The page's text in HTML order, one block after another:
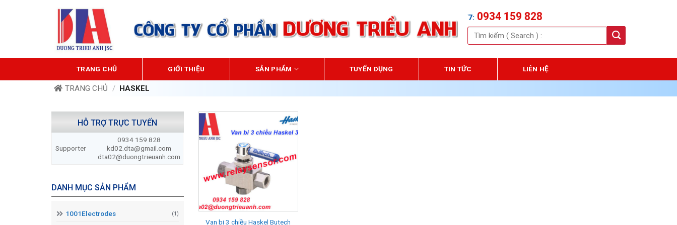
HOTLINE 24/7: 0934 159 828
Tìm
kiếm:
TRANG CHỦ GIỚI THIỆU SẢN PHẨM TUYỂN DỤNG TIN TỨC LIÊN HỆ
TRANG CHỦ / HASKEL
HỖ TRỢ TRỰC TUYẾN
Supporter
0934 159 828
kd02.dta@gmail.com
dta02@duongtrieuanh.com
DANH MỤC SẢN PHẨM
1001Electrodes (1)
Van bi 3 chiều Haskel Butech